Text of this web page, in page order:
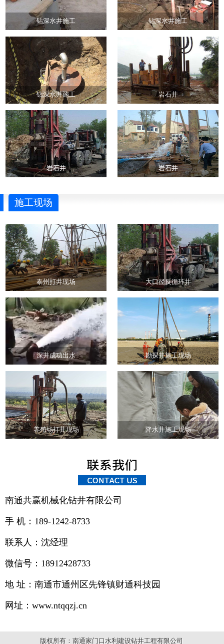
钻深水井施工 钻深水井施工
钻深水井施工 岩石井
岩石井 岩石井
施工现场
泰州打井现场 大口径反循环井
深井成功出水 勘探井施工现场
养殖场打井现场 降水井施工现场
南通共赢机械化钻井有限公司
手 机：189-1242-8733
联系人：沈经理
微信号：18912428733
地 址：南通市通州区先锋镇财通科技园
网址：www.ntqqzj.cn
版权所有：南通家门口水利建设钻井工程有限公司